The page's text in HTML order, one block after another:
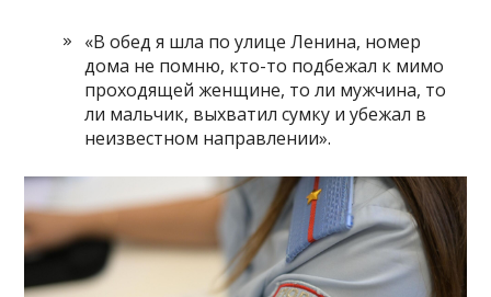
«В обед я шла по улице Ленина, номер
дома не помню, кто-то подбежал к мимо
проходящей женщине, то ли мужчина, то
ли мальчик, выхватил сумку и убежал в
неизвестном направлении».